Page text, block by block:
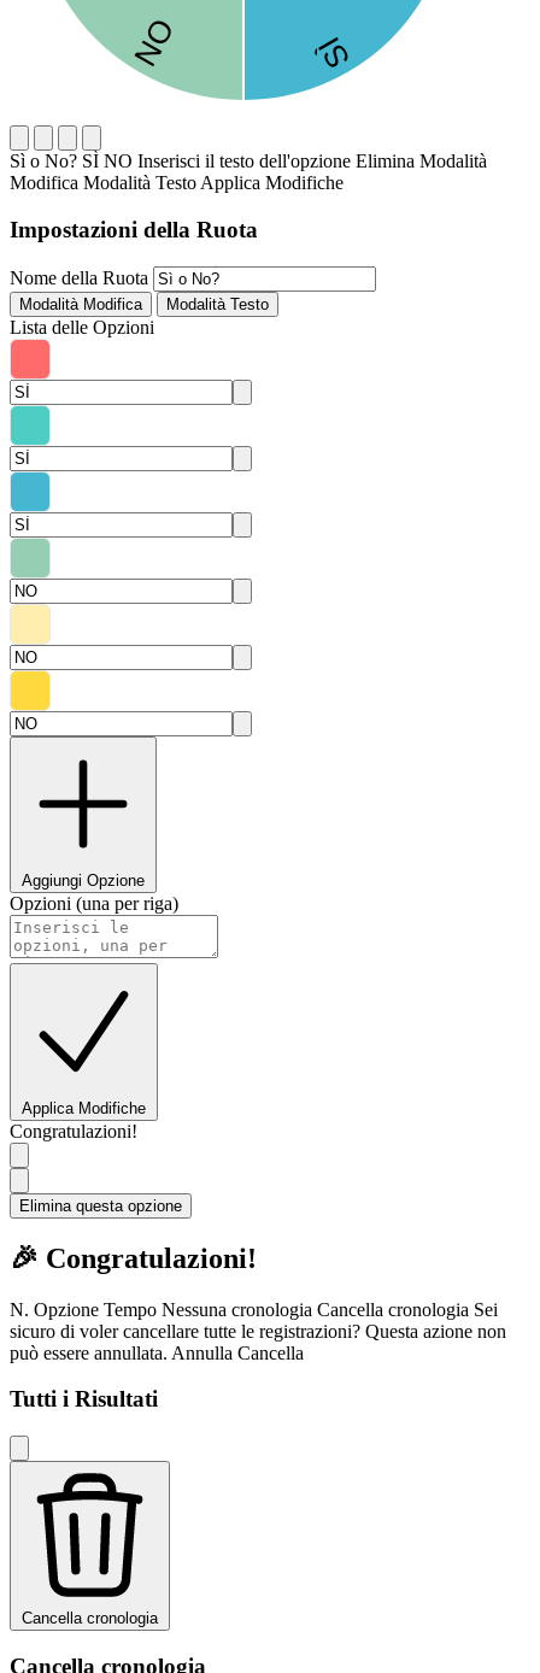
Sì o No? SÌ NO Inserisci il testo dell'opzione Elimina Modalità
Modifica Modalità TestoApplica Modifiche
Impostazioni della Ruota
Nome della Ruota
Modalità Modifica Modalità Testo
Lista delle Opzioni
Aggiungi Opzione
Opzioni (una per riga)
Applica Modifiche
Congratulazioni!
Elimina questa opzione
🎉 Congratulazioni!
N. Opzione Tempo Nessuna cronologia Cancella cronologia Sei
sicuro di voler cancellare tutte le registrazioni? Questa azione non
può essere annullata. Annulla Cancella
Tutti i Risultati
Cancella cronologia
Cancella cronologia